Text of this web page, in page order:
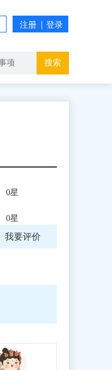
搜索
0星
0星
我要评价